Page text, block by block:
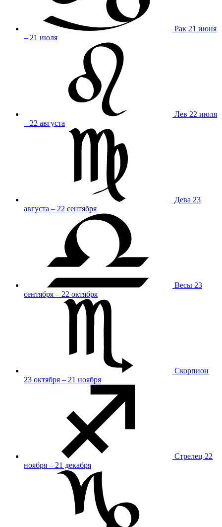
Рак 21 июня
– 21 июля
Лев 22 июля
– 22 августа
Дева 23
августа – 22 сентября
Весы 23
сентября – 22 октября
Скорпион
23 октября – 21 ноября
Стрелец 22
ноября – 21 декабря